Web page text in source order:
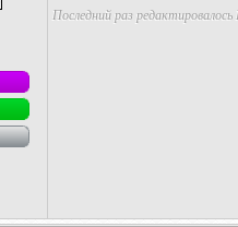
Последний раз редактировалось